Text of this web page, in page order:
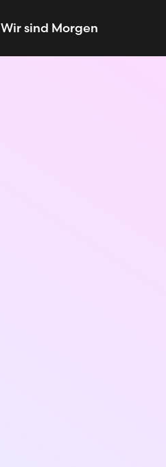
Wir sind Morgen